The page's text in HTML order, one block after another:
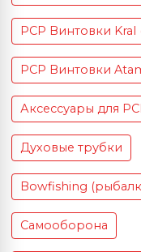
PCP Винтовки Kral
PCP Винтовки
Аксессуары для
Духовые трубки
Bowfishing
Самооборона